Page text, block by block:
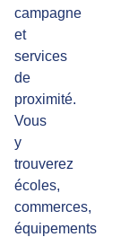
campagne
et
services
de
proximité.
Vous
y
trouverez
écoles,
commerces,
équipements